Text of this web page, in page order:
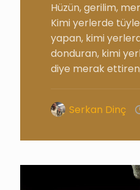
Hüzün, gerilim,
Kimi yerlerde
yapan, kimi
donduran, kimi
diye merak
Serkan Dinç